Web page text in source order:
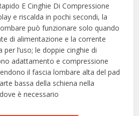
E Cinghie Di Compressione
e riscalda in pochi secondi, la
può funzionare solo quando
di alimentazione e la corrente
per l’uso; le doppie cinghie di
adattamento e compressione
il fascia lombare alta del pad
bassa della schiena nella
è necessario